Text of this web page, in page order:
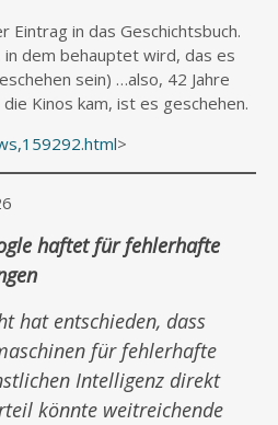
Eintrag in das Geschichtsbuch.
in dem behauptet wird, das es
sein) …also, 42 Jahre
Kinos kam, ist es geschehen.
>
haftet für fehlerhafte
hat entschieden, dass
für fehlerhafte
Intelligenz direkt
könnte weitreichende